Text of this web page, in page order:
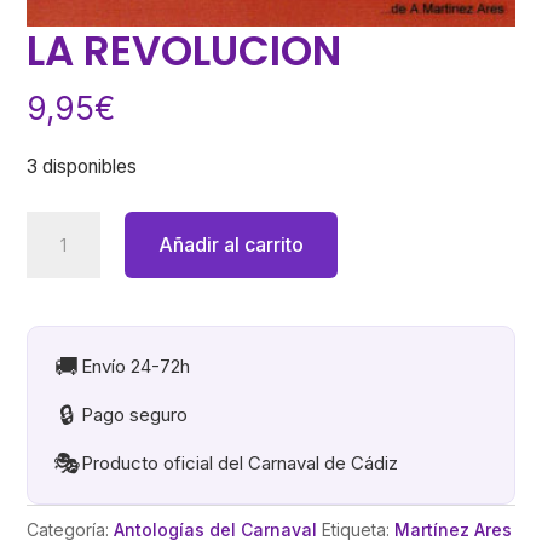
LA REVOLUCION
9,95€
3 disponibles
REVOLUCION
Añadir al carrito
🚚 Envío 24-72h
🔒 Pago seguro
🎭Producto oficial del Carnaval de Cádiz
Categoría:Antologías del Carnaval Etiqueta: Martínez Ares